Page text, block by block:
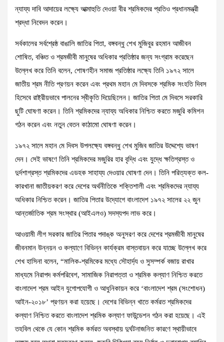
ন্যায্য দাবি আদায়ের লক্ষ্যে আত্মাহুতি দেওয়া বীর শ্রমিকদের প্রতিও প্রধানমন্ত্রী
শ্রদ্ধা নিবেদন করেন।
সর্বকালের সর্বশ্রেষ্ঠ বাঙালি জাতির পিতা, বঙ্গবন্ধু শেখ মুজিবুর রহমান আজীবন
শোষিত, বঞ্চিত ও শ্রমজীবী মানুষের অধিকার প্রতিষ্ঠার জন্য সংগ্রাম করেছেন
উল্লেখ করে তিনি বলেন, শোষণহীন সমাজ প্রতিষ্ঠার লক্ষ্যে তিনি ১৯৭২ সালে
জাতীয় শ্রম নীতি প্রণয়ন করেন এবং প্রথম মহান মে দিবসকে শ্রমিক সংহতি দিবস
হিসেবে রাষ্ট্রীয়ভাবে পালনের স্বীকৃতি দিয়েছিলেন। জাতির পিতা মে দিবসে সরকারি
ছুটি ঘোষণা করেন। তিনি শ্রমিকদের ন্যায্য অধিকার নিশ্চিত করতে মজুরি কমিশন
গঠন করেন এবং নতুন বেতন কাঠামো ঘোষণা করেন।
১৯৭২ সালে মহান মে দিবস উপলক্ষ্যে বঙ্গবন্ধু শেখ মুজিব জাতির উদ্দেশ্যে ভাষণ
দেন। সেই ভাষণে তিনি শ্রমিকদের মজুরির হার বৃদ্ধি এবং যুদ্ধে ক্ষতিগ্রস্ত ও
দুর্দশাগ্রস্ত শ্রমিকদের এডহক সাহায্য দেওয়ার ঘোষণা দেন। তিনি পরিত্যক্ত কল-
কারখানা জাতীয়করণ করে দেশের অর্থনীতিকে শক্তিশালী এবং শ্রমিকদের ন্যায্য
অধিকার নিশ্চিত করেন। জাতির পিতার উদ্যোগে বাংলাদেশ ১৯৭২ সালের ২২ জুন
আন্তর্জাতিক শ্রম সংস্থার (আইএলও) সদস্যপদ লাভ করে।
আওয়ামী লীগ সরকার জাতির পিতার পদাঙ্ক অনুসরণ করে দেশের শ্রমজীবী মানুষের
জীবনমান উন্নয়ন ও কল্যাণে বিভিন্ন কার্যক্রম বাস্তবায়ন করে যাচ্ছে উল্লেখ করে
শেখ হাসিনা বলেন, “মালিক-শ্রমিকের মধ্যে সৌহার্দ্য ও সুসম্পর্ক বজায় রাখার
মাধ্যমে নিরাপদ কর্মপরিবেশ, সামাজিক নিরাপত্তা ও শ্রমিক কল্যাণ নিশ্চিত করতে
বাংলাদেশ শ্রম আইন যুগোপযোগী ও আধুনিকায়ন করে ‘বাংলাদেশ শ্রম (সংশোধন)
আইন-২০১৮’ প্রণয়ন করা হয়েছে। দেশের বিভিন্ন খাতে কর্মরত শ্রমিকদের
কল্যাণ নিশ্চিত করতে বাংলাদেশ শ্রমিক কল্যাণ ফাউন্ডেশন গঠন করা হয়েছে। এই
তহবিল থেকে যে কোন শ্রমিক কর্মরত অবস্থায় দুর্ঘটনাজনিত কারণে স্থায়ীভাবে